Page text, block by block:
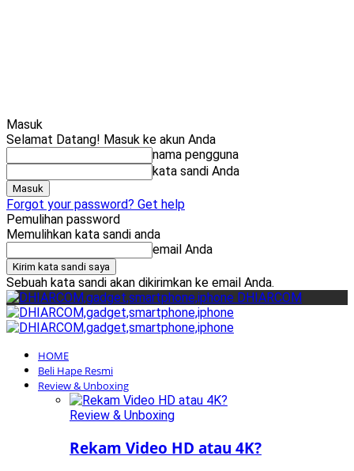
Masuk
Selamat Datang! Masuk ke akun Anda
nama pengguna
kata sandi Anda
Forgot your password? Get help
Pemulihan password
Memulihkan kata sandi anda
email Anda
Sebuah kata sandi akan dikirimkan ke email Anda.
DHIARCOM
HOME
Beli Hape Resmi
Review & Unboxing
Review & Unboxing
Rekam Video HD atau 4K?